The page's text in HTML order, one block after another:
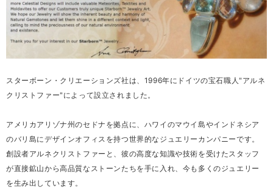
スターボーン・クリエーションズ社は、1996年にドイツの宝石職人"アルネ
クリストファー"によって設立されました。
アメリカアリゾナ州のセドナを拠点に、ハワイのマウイ島やインドネシア
のバリ島にデザインオフィスを持つ世界的なジュエリーカンパニーです。
創設者アルネクリストファーと、彼の高度な知識や技術を受けたスタッフ
が直接鉱山から高品質なストーンたちを手に入れ、今も多くのジュエリー
を生み出しています。